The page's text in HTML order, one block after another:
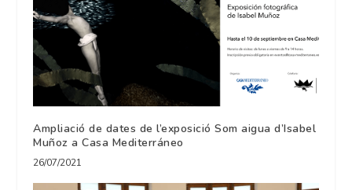
Ampliació de dates de l’exposició Som aigua d’Isabel
Muñoz a Casa Mediterráneo
26/07/2021